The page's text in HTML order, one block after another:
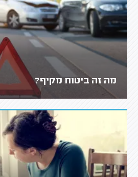
מה זה ביטוח מקיף?